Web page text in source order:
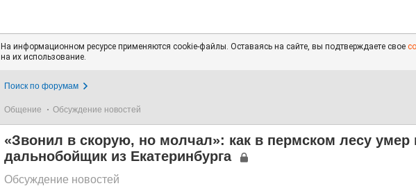
На информационном ресурсе применяются cookie-файлы. Оставаясь на сайте, вы подтверждаете свое
на их использование.
Поиск по форумам
Общение Обсуждение новостей
«Звонил в скорую, но молчал»: как в пермском лесу умер
дальнобойщик из Екатеринбурга
Обсуждение новостей